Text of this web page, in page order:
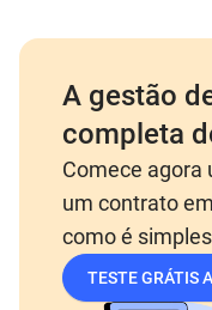
A gestão
completa
Comece agora
um contrato
como é
TESTE GRÁTIS